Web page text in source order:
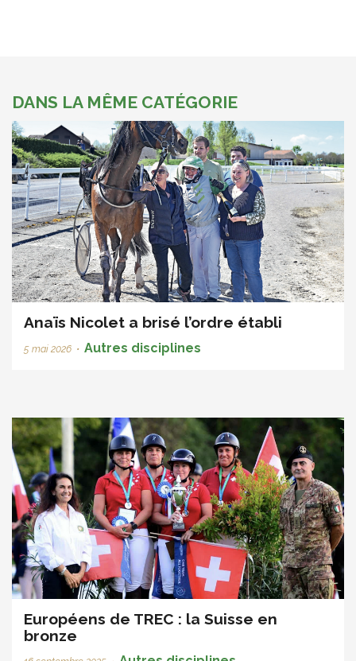
DANS LA MÊME CATÉGORIE
Anaïs Nicolet a brisé l’ordre établi
5 mai 2026 • Autres disciplines
Européens de TREC : la Suisse en
bronze